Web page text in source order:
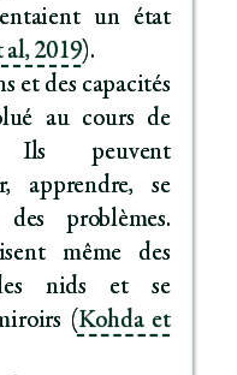
un état
al, 2019).
et des capacités
au cours de
Ils peuvent
apprendre, se
problèmes.
même des
nids et se
(Kohda et